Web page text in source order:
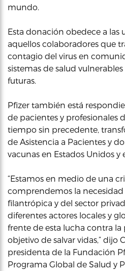
mundo.
Esta donación obedece a las
aquellos colaboradores que
contagio del virus en
sistemas de salud
futuras.
Pfizer también está
de pacientes y profesionales
tiempo sin precedente,
de Asistencia a Pacientes y
vacunas en Estados Unidos y
“Estamos en medio de una
comprendemos la
filantrópica y del sector
diferentes actores locales y
frente de esta lucha contra
objetivo de salvar vidas,” dijo
presidenta de la Fundación
Programa Global de Salud y